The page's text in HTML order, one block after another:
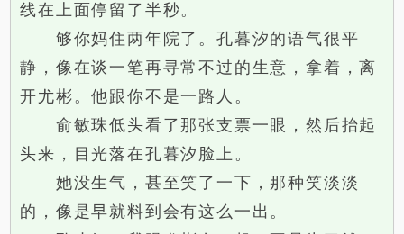
线在上面停留了半秒。
够你妈住两年院了。孔暮汐的语气很平
静，像在谈一笔再寻常不过的生意，拿着，离
开尤彬。他跟你不是一路人。
俞敏珠低头看了那张支票一眼，然后抬起
头来，目光落在孔暮汐脸上。
她没生气，甚至笑了一下，那种笑淡淡
的，像是早就料到会有这么一出。